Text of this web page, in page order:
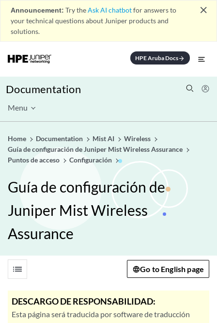
Announcement: Try theAsk AI chatbotfor answers to
your technical questions about Juniper products and
solutions.
close
HPE Aruba Docsarrow_forward
Documentation
Menu
Home Documentation Mist AI
Wireless
Guía de configuración de Juniper Mist Wireless Assurance
Puntos de acceso
Configuración
Guía de configuración de
Juniper Mist Wireless
Assurance
list Go to English page
DESCARGO DE RESPONSABILIDAD:
Esta página será traducida por software de traducción